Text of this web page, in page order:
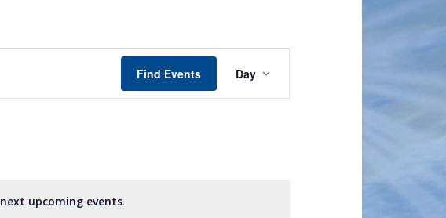
next upcoming events.
Find Events
Views
Day